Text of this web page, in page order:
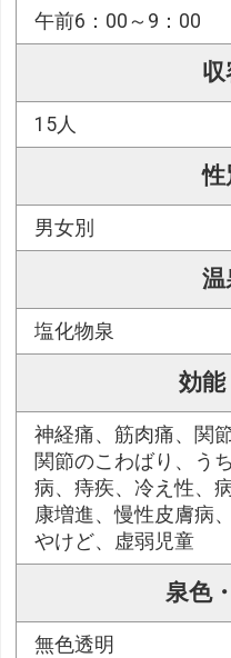
午前6：00～9：00
15人
性
男女別
温
塩化物泉
効能
神経痛、筋肉痛、関
関節のこわばり、う
病、痔疾、冷え性、
康増進、慢性皮膚病
やけど、虚弱児童
泉色
無色透明